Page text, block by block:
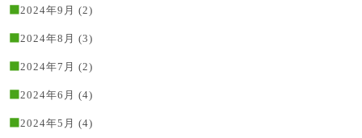
2024年9月 (2)
2024年8月 (3)
2024年7月 (2)
2024年6月 (4)
2024年5月 (4)